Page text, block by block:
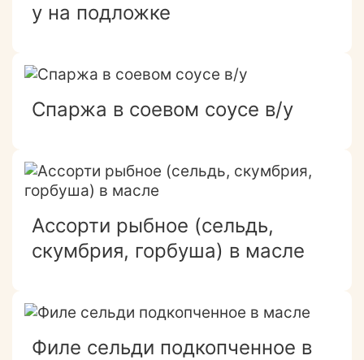
у на подложке
Спаржа в соевом соусе в/у
Ассорти рыбное (сельдь,
скумбрия, горбуша) в масле
Филе сельди подкопченное в